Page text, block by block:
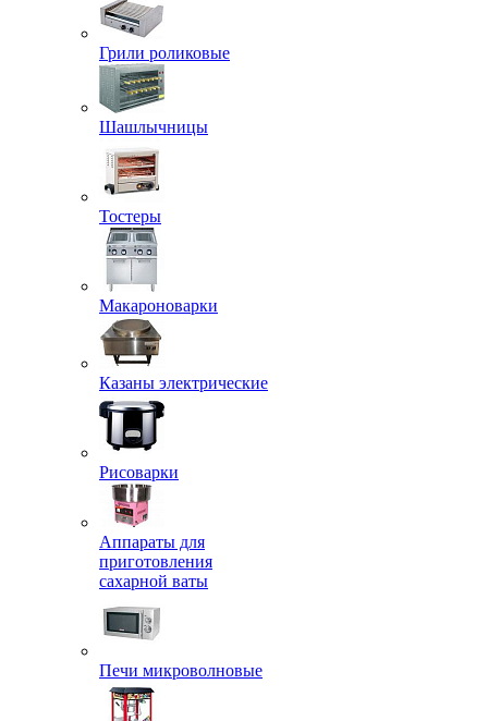
Грили роликовые
Шашлычницы
Тостеры
Макароноварки
Казаны электрические
Рисоварки
Аппараты для
приготовления
сахарной ваты
Печи микроволновые